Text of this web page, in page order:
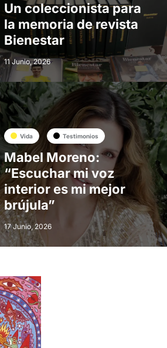
Un coleccionista para
la memoria de revista
Bienestar
11 Junio, 2026
Vida Testimonios
Mabel Moreno:
“Escuchar mi voz
interior es mi mejor
brújula”
17 Junio, 2026